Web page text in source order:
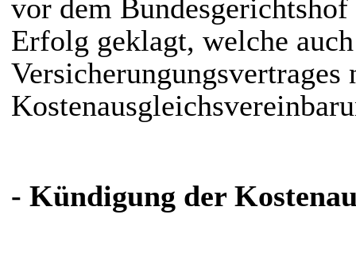
vor dem
Erfolg geklagt, welche
- Kündigung der